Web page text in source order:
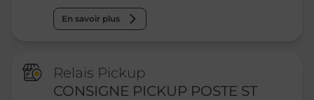
En savoir plus
Relais Pickup
CONSIGNE PICKUP POSTE ST